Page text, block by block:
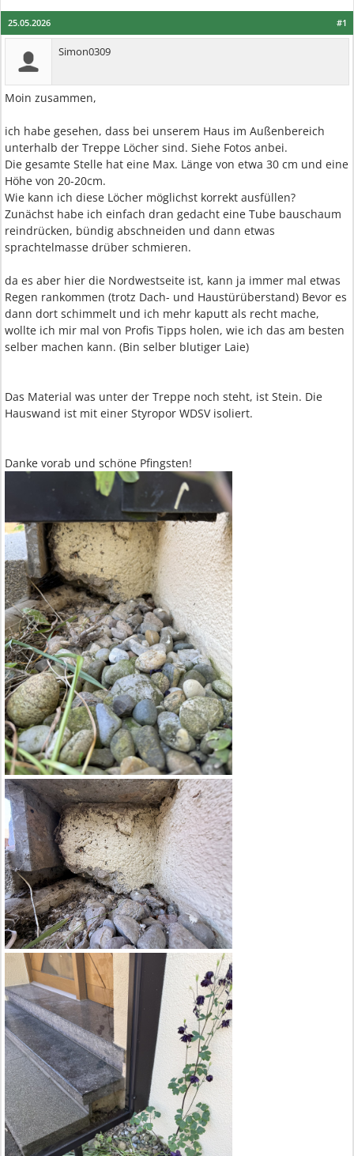
#1
25.05.2026
Simon0309
Moin zusammen,
ich habe gesehen, dass bei unserem Haus im Außenbereich
unterhalb der Treppe Löcher sind. Siehe Fotos anbei.
Die gesamte Stelle hat eine Max. Länge von etwa 30 cm und eine
Höhe von 20-20cm.
Wie kann ich diese Löcher möglichst korrekt ausfüllen?
Zunächst habe ich einfach dran gedacht eine Tube bauschaum
reindrücken, bündig abschneiden und dann etwas
sprachtelmasse drüber schmieren.
da es aber hier die Nordwestseite ist, kann ja immer mal etwas
Regen rankommen (trotz Dach- und Haustürüberstand) Bevor es
dann dort schimmelt und ich mehr kaputt als recht mache,
wollte ich mir mal von Profis Tipps holen, wie ich das am besten
selber machen kann. (Bin selber blutiger Laie)
Das Material was unter der Treppe noch steht, ist Stein. Die
Hauswand ist mit einer Styropor WDSV isoliert.
Danke vorab und schöne Pfingsten!